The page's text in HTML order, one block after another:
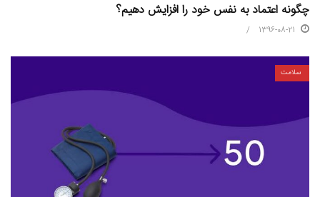
چگونه اعتماد به نفس خود را افزایش دهیم؟
1396-08-21
سلامت